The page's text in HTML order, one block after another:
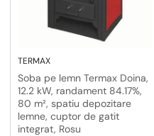
TERMAX
Soba pe lemn Termax Doina,
12.2 kW, randament 84.17%,
80 m², spatiu depozitare
lemne, cuptor de gatit
integrat, Rosu